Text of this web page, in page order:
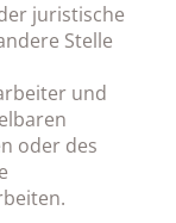
juristische
Stelle
und
oder des